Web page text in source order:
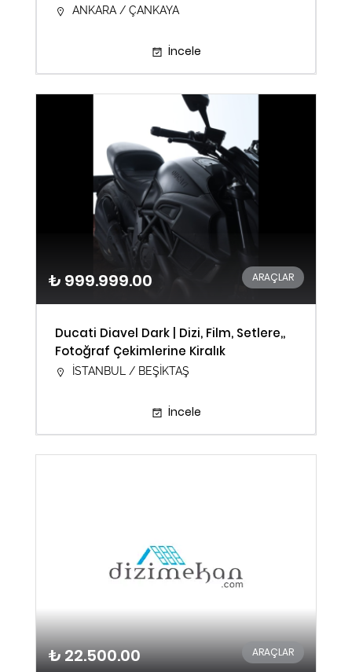
ANKARA / ÇANKAYA
İncele
₺ 999.999.00 ARAÇLAR
Ducati Diavel Dark | Dizi, Film, Setlere,,
Fotoğraf Çekimlerine Kiralık
İSTANBUL / BEŞİKTAŞ
İncele
₺ 22.500.00 ARAÇLAR